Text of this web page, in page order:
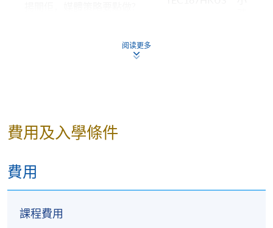
旅遊業創意宣傳工作坊系列：
寫啱佢，廣告文案要點做？
最後更新日期：2025年4月16日
阅读更多
費用及入學條件
費用
課程費用